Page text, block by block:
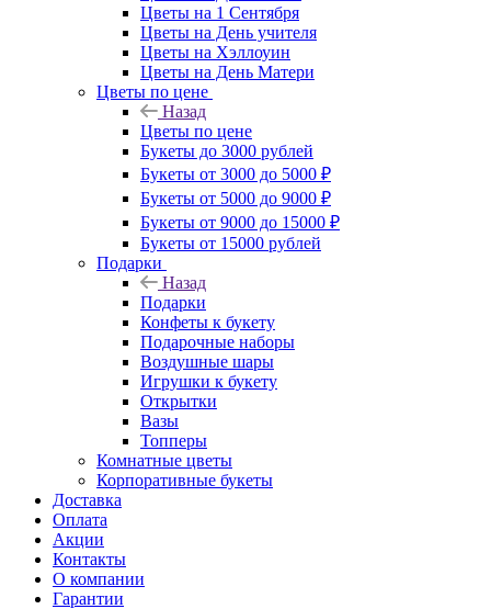
Цветы на 1 Сентября
Цветы на День учителя
Цветы на Хэллоуин
Цветы на День Матери
Цветы по цене
Назад
Цветы по цене
Букеты до 3000 рублей
Букеты от 3000 до 5000 ₽
Букеты от 5000 до 9000 ₽
Букеты от 9000 до 15000 ₽
Букеты от 15000 рублей
Подарки
Назад
Подарки
Конфеты к букету
Подарочные наборы
Воздушные шары
Игрушки к букету
Открытки
Вазы
Топперы
Комнатные цветы
Корпоративные букеты
Доставка
Оплата
Акции
Контакты
О компании
Гарантии